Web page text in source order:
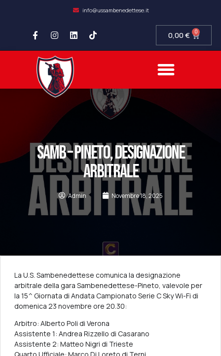
info@ussambenedettese.it
0,00€ 0
SAMB – PINETO, DESIGNAZIONE
ARBITRALE
Admin Novembre 18, 2025
La U.S. Sambenedettese comunica la designazione
arbitrale della gara Sambenedettese-Pineto, valevole per
la 15^ Giornata di Andata Campionato Serie C Sky Wi-Fi di
domenica 23 novembre ore 20.30:
Arbitro: Alberto Poli di Verona
Assistente 1: Andrea Rizzello di Casarano
Assistente 2: Matteo Nigri di Trieste